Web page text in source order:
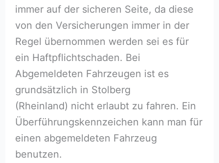
immer auf der sicheren Seite, da diese
von den Versicherungen immer in der
Regel übernommen werden sei es für
ein Haftpflichtschaden. Bei
Abgemeldeten Fahrzeugen ist es
grundsätzlich in Stolberg
(Rheinland) nicht erlaubt zu fahren. Ein
Überführungskennzeichen kann man für
einen abgemeldeten Fahrzeug
benutzen.